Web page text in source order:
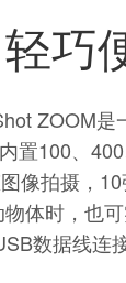
通过固件更
态影像后的
页面获取新